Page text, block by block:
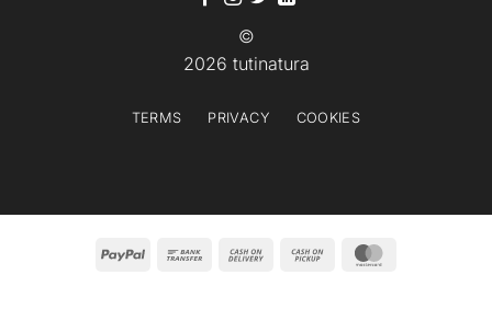
©
2026 tutinatura
TERMS PRIVACY COOKIES
PayPal
Bank
Cash
Cash